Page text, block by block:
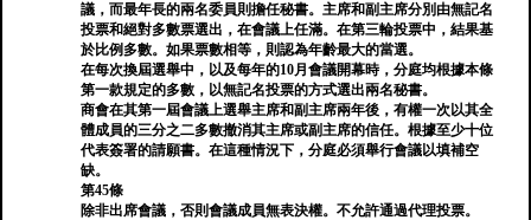
議，而最年長的兩名委員則擔任秘書。主席和副主席分別由無記名
投票和絕對多數票選出，在會議上任滿。在第三輪投票中，結果基
於比例多數。如果票數相等，則認為年齡最大的當選。
在每次換屆選舉中，以及每年的10月會議開幕時，分庭均根據本條
第一款規定的多數，以無記名投票的方式選出兩名秘書。
商會在其第一屆會議上選舉主席和副主席兩年後，有權一次以其全
體成員的三分之二多數撤消其主席或副主席的信任。根據至少十位
代表簽署的請願書。在這種情況下，分庭必須舉行會議以填補空
缺。
第45條
除非出席會議，否則會議成員無表決權。不允許通過代理投票。